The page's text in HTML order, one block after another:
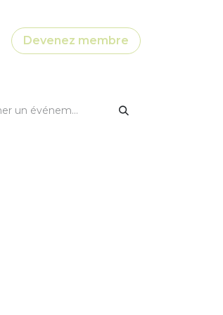
Devenez membre